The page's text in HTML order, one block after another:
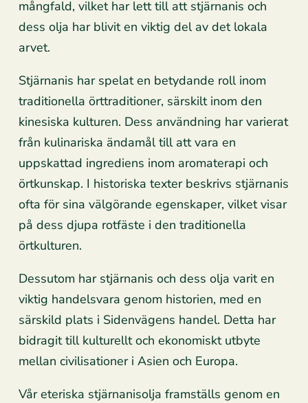
mångfald, vilket har lett till att stjärnanis och
dess olja har blivit en viktig del av det lokala
arvet.
Stjärnanis har spelat en betydande roll inom
traditionella örttraditioner, särskilt inom den
kinesiska kulturen. Dess användning har varierat
från kulinariska ändamål till att vara en
uppskattad ingrediens inom aromaterapi och
örtkunskap. I historiska texter beskrivs stjärnanis
ofta för sina välgörande egenskaper, vilket visar
på dess djupa rotfäste i den traditionella
örtkulturen.
Dessutom har stjärnanis och dess olja varit en
viktig handelsvara genom historien, med en
särskild plats i Sidenvägens handel. Detta har
bidragit till kulturellt och ekonomiskt utbyte
mellan civilisationer i Asien och Europa.
Vår eteriska stjärnanisolja framställs genom en